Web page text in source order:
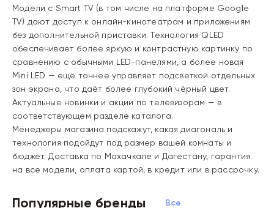
Модели с Smart TV (в том числе на платформе Google
TV) дают доступ к онлайн-кинотеатрам и приложениям
без дополнительной приставки.Технология QLED
обеспечивает более яркую и контрастную картинку по
сравнению с обычными LED-панелями, а более новая
Mini LED — ещё точнее управляет подсветкой отдельных
зон экрана, что даёт более глубокий чёрный цвет.
Актуальные новинки и акции по телевизорам — в
соответствующем разделе каталога.
Менеджеры магазина подскажут, какая диагональ и
технология подойдут под размер вашей комнаты и
бюджет. Доставка по Махачкале и Дагестану, гарантия
на все модели, оплата картой, в кредит или в рассрочку.
Популярные бренды Все бренды